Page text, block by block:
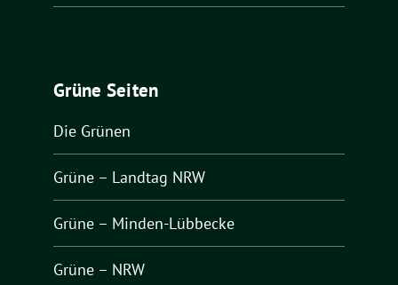
Grüne Seiten
Die Grünen
Grüne – Landtag NRW
Grüne – Minden-Lübbecke
Grüne – NRW